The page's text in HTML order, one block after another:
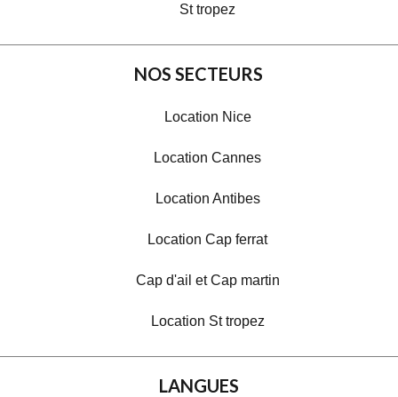
St tropez
NOS SECTEURS
Location Nice
Location Cannes
Location Antibes
Location Cap ferrat
Cap d'ail et Cap martin
Location St tropez
LANGUES